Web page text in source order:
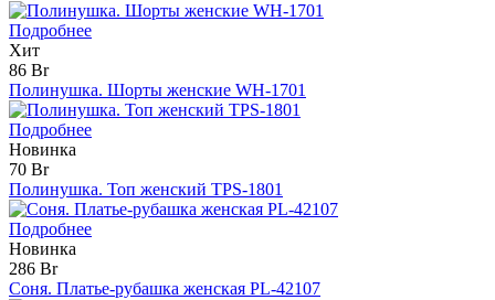
Подробнее
Хит
86 Br
Полинушка. Шорты женские WH-1701
Подробнее
Новинка
70 Br
Полинушка. Топ женский TPS-1801
Подробнее
Новинка
286 Br
Соня. Платье-рубашка женская PL-42107